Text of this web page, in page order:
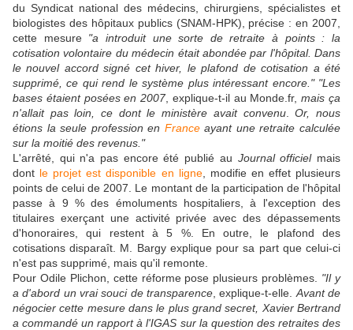
du Syndicat national des médecins, chirurgiens, spécialistes et
biologistes des hôpitaux publics (SNAM-HPK), précise : en 2007,
cette mesure "a introduit une sorte de retraite à points : la
cotisation volontaire du médecin était abondée par l'hôpital. Dans
le nouvel accord signé cet hiver, le plafond de cotisation a été
supprimé, ce qui rend le système plus intéressant encore." "Les
bases étaient posées en 2007, explique-t-il au Monde.fr,mais ça
n'allait pas loin, ce dont le ministère avait convenu.Or, nous
étions la seule profession en Franceayant une retraite calculée
sur la moitié des revenus."
L'arrêté, qui n'a pas encore été publié au Journal officielmais
dont le projet est disponible en ligne, modifie en effet plusieurs
points de celui de 2007. Le montant de la participation de l'hôpital
passe à 9 % des émoluments hospitaliers, à l'exception des
titulaires exerçant une activité privée avec des dépassements
d'honoraires, qui restent à 5 %. En outre, le plafond des
cotisations disparaît. M. Bargy explique pour sa part que celui-ci
n'est pas supprimé, mais qu'il remonte.
Pour Odile Plichon, cette réforme pose plusieurs problèmes. "Il y
a d'abord un vrai souci de transparence , explique-t-elle. Avant de
négocier cette mesure dans le plus grand secret, Xavier Bertrand
a commandé un rapport à l'IGAS sur la question des retraites des